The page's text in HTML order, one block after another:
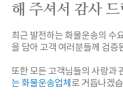
해 주셔서 감사 드
최근 발전하는 화물운송의 수
을 담아 고객 여러분들께 검증
또한 모든 고객님들의 사랑과
는 화물운송업체 로 거듭나겠